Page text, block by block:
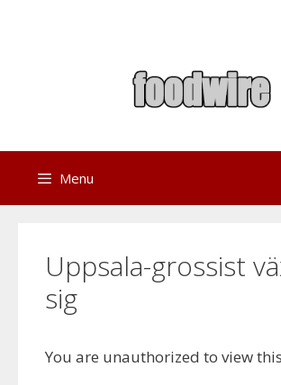
Menu
Uppsala-grossist
sig
You are unauthorized to view